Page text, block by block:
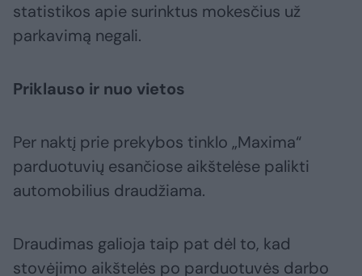
statistikos apie surinktus mokesčius už
parkavimą negali.
Priklauso ir nuo vietos
Per naktį prie prekybos tinklo „Maxima“
parduotuvių esančiose aikštelėse palikti
automobilius draudžiama.
Draudimas galioja taip pat dėl to, kad
stovėjimo aikštelės po parduotuvės darbo